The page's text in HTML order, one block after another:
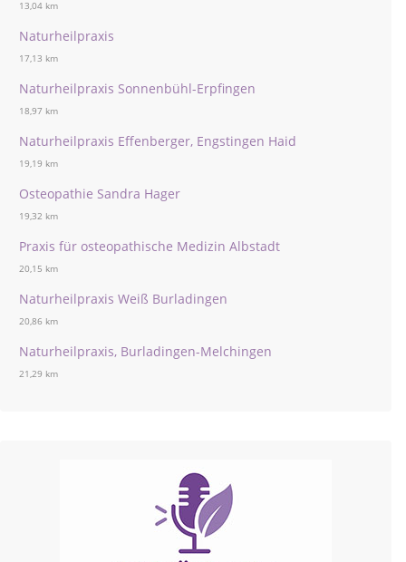
13,04 km
Naturheilpraxis
17,13 km
Naturheilpraxis Sonnenbühl-Erpfingen
18,97 km
Naturheilpraxis Effenberger, Engstingen Haid
19,19 km
Osteopathie Sandra Hager
19,32 km
Praxis für osteopathische Medizin Albstadt
20,15 km
Naturheilpraxis Weiß Burladingen
20,86 km
Naturheilpraxis, Burladingen-Melchingen
21,29 km